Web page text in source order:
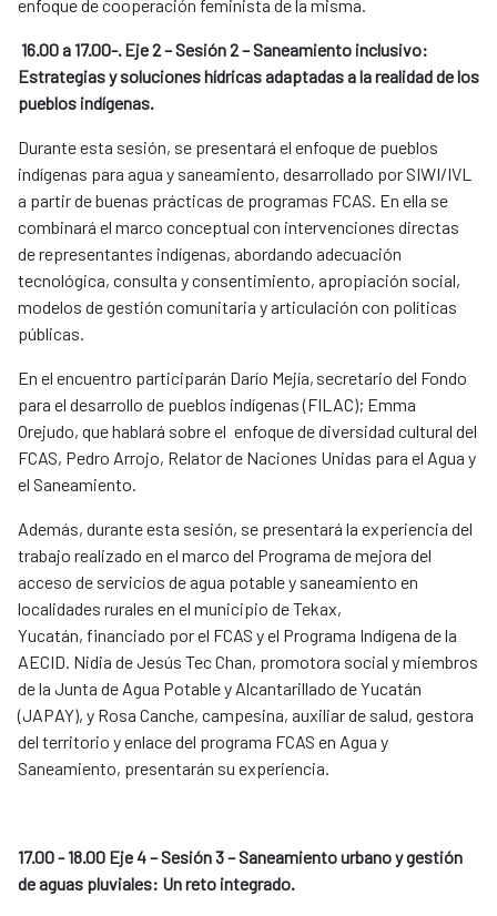
enfoque de cooperación feminista de la misma.
16.00 a 17.00-. Eje 2 – Sesión 2 – Saneamiento inclusivo:
Estrategias y soluciones hídricas adaptadas a la realidad de los
pueblos indígenas.
Durante esta sesión, se presentará el enfoque de pueblos
indígenas para agua y saneamiento, desarrollado por SIWI/IVL
a partir de buenas prácticas de programas FCAS. En ella se
combinará el marco conceptual con intervenciones directas
de representantes indígenas, abordando adecuación
tecnológica, consulta y consentimiento, apropiación social,
modelos de gestión comunitaria y articulación con políticas
públicas.
En el encuentro participarán Darío Mejía, secretario del Fondo
para el desarrollo de pueblos indígenas (FILAC); Emma
Orejudo, que hablará sobre el enfoque de diversidad cultural del
FCAS, Pedro Arrojo, Relator de Naciones Unidas para el Agua y
el Saneamiento.
Además, durante esta sesión, se presentará la experiencia del
trabajo realizado en el marco del Programa de mejora del
acceso de servicios de agua potable y saneamiento en
localidades rurales en el municipio de Tekax,
Yucatán, financiado por el FCAS y el Programa Indígena de la
AECID. Nidia de Jesús Tec Chan, promotora social y miembros
de la Junta de Agua Potable y Alcantarillado de Yucatán
(JAPAY), y Rosa Canche, campesina, auxiliar de salud, gestora
del territorio y enlace del programa FCAS en Agua y
Saneamiento, presentarán su experiencia.
17.00 - 18.00 Eje 4 – Sesión 3 – Saneamiento urbano y gestión
de aguas pluviales: Un reto integrado.